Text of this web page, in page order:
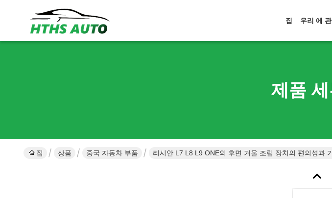
집 우리 에
제품
집 상품 중국 자동차 부품 리시안 L7 L8 L9 ONE의 후면 거울 조립 장치의 편의성과